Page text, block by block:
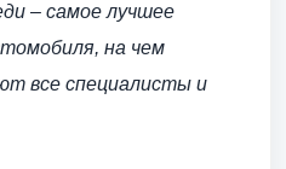
– самое лучшее
на чем
все специалисты и